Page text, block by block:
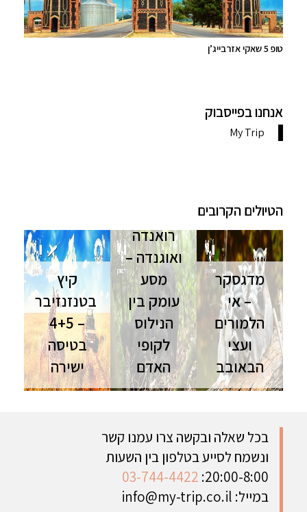
טופ 5 שאקי אזרבייג’ן
אנחנו בפייסבוק
הטיולים הקרובים
מדגסקר
– אי
הלמורים
ועצי
הבאובב
טיול
מסע קסום
בין חיות
ונופים
מכושפים -
ההרשמה
הסתיימה
רואנדה
ואוגנדה –
מסע
עומק בין
הנילוס
לקופי
האדם
רואנדה
נוב' מסע
מרגש אל לב
הפנינות
האפריקניות
קיץ
בטנזנזיבר
– 4+5
בטיסה
ישירה
טנזניה
בכל שאלה ובקשה צרו עמנו קשר
ונשמח לסייע בטלפון בין השעות
20:00-8:00:
03-744-4422
במייל: info@my-trip.co.il